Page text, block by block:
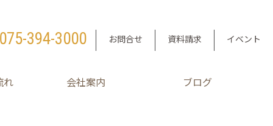
075-394-3000 お問合せ 資料請求 イベント
れ 会社案内 ブログ